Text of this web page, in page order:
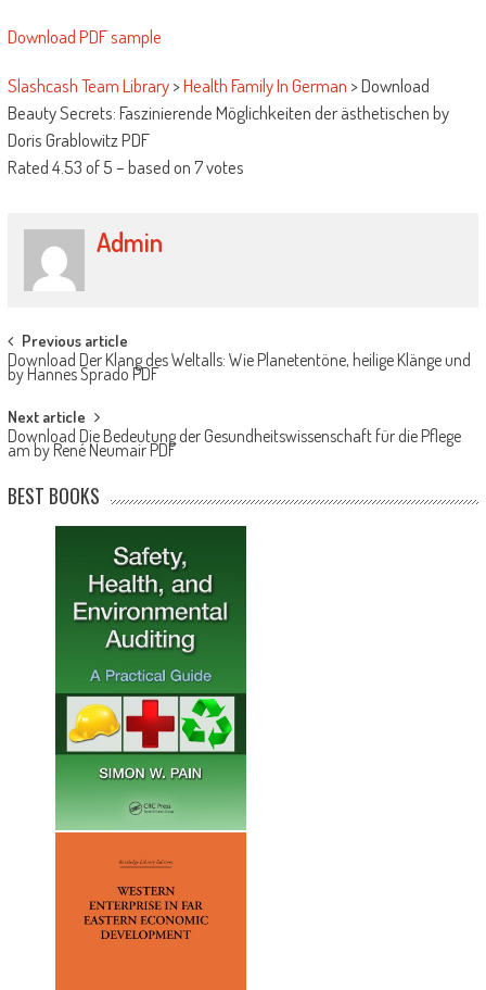
Download PDF sample
Slashcash Team Library>Health Family In German >Download
Beauty Secrets: Faszinierende Möglichkeiten der ästhetischen by
Doris Grablowitz PDF
Rated4.53of5– based on7votes
Admin
Post navigation
Previous article
Download Der Klang des Weltalls: Wie Planetentöne, heilige Klänge und
by Hannes Sprado PDF
Next article
Download Die Bedeutung der Gesundheitswissenschaft für die Pflege
am by René Neumair PDF
BEST BOOKS